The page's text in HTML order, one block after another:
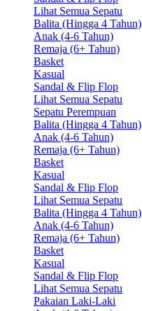
Lihat Semua Sepatu
Balita (Hingga 4 Tahun)
Anak (4-6 Tahun)
Remaja (6+ Tahun)
Basket
Kasual
Sandal & Flip Flop
Lihat Semua Sepatu
Sepatu Perempuan
Balita (Hingga 4 Tahun)
Anak (4-6 Tahun)
Remaja (6+ Tahun)
Basket
Kasual
Sandal & Flip Flop
Lihat Semua Sepatu
Balita (Hingga 4 Tahun)
Anak (4-6 Tahun)
Remaja (6+ Tahun)
Basket
Kasual
Sandal & Flip Flop
Lihat Semua Sepatu
Pakaian Laki-Laki